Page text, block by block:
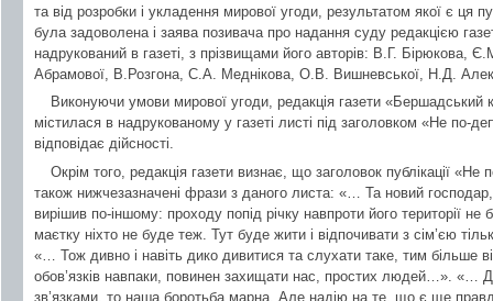
та від розробки і укладення мирової угоди, результатом якої є ця
була задоволена і заява позивача про надання суду редакцією
надрукований в газеті, з прізвищами його авторів: В.Г.
Абрамової, В.Розгона, С.А. Меднікова, О.В. Вишневської, Н.Д.
Виконуючи умови мирової угоди, редакція газети «Бершадський
містилася в надрукованому у газеті листі під заголовком «Не по-
відповідає дійсності.
Окрім того, редакція газети визнає, що заголовок публікації
також нижчезазначені фрази з даного листа: «… Та новий
вирішив по-іншому: проходу попід річку навпроти його території не
маєтку ніхто не буде теж. Тут буде жити і відпочивати з сім’єю
«… Тож дивно і навіть дико дивитися та слухати таке, тим більше
обов’язків навпаки, повинен захищати нас, простих людей…». «…
зв’язками, то наша боротьба марна. Але надію на те, що є ще